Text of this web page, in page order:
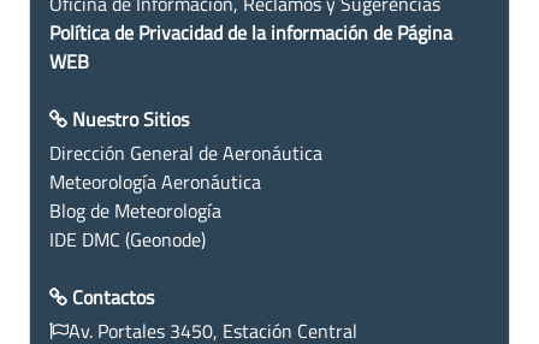
Política de Privacidad de la información de Página
WEB
Nuestro Sitios
Dirección General de Aeronáutica
Meteorología Aeronáutica
Blog de Meteorología
IDE DMC (Geonode)
Contactos
Av. Portales 3450, Estación Central